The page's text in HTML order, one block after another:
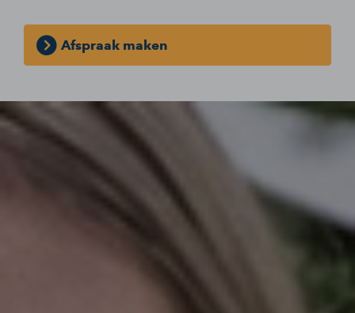
Afspraak maken